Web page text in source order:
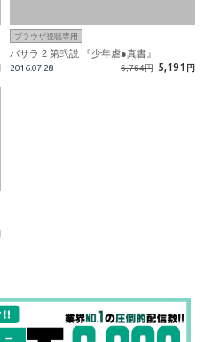
ブラウザ視聴専用
バサラ 2 第弐説 『少年虐●真書』
2016.07.28 6,764円 5,191 円